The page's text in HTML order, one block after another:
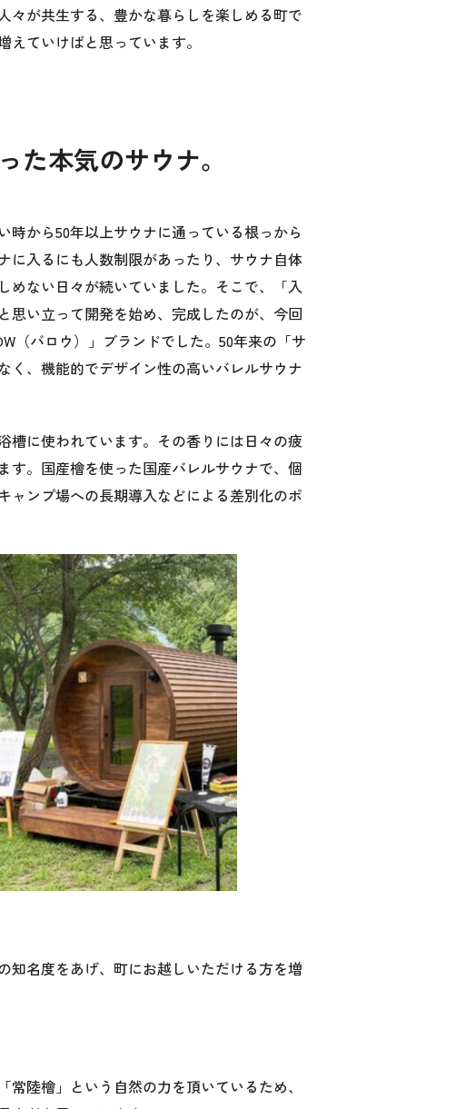
々が共生する、豊かな暮らしを楽しめる町で
ていけばと思っています。
た本気のサウナ。
から50年以上サウナに通っている根っから
に入るにも人数制限があったり、サウナ自体
めない日々が続いていました。そこで、「入
思い立って開発を始め、完成したのが、今回
（バロウ）」ブランドでした。50年来の「サ
く、機能的でデザイン性の高いバレルサウナ
槽に使われています。その香りには日々の疲
す。国産檜を使った国産バレルサウナで、個
ャンプ場への長期導入などによる差別化のポ
知名度をあげ、町にお越しいただける方を増
陸檜」という自然の力を頂いているため、